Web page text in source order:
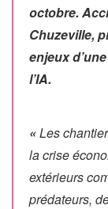
octobre.
Chuzeville,
enjeux
l’IA.
«Les
la crise
extérieurs
prédateurs,